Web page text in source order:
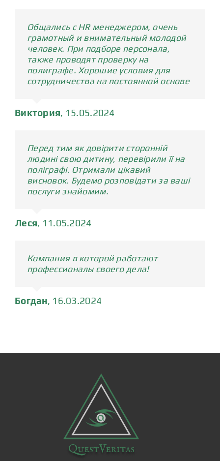
Общались с HR менеджером, очень
грамотный и внимательный молодой
человек. При подборе персонала,
также проводят проверку на
полиграфе. Хорошие условия для
сотрудничества на постоянной основе
Виктория, 15.05.2024
Перед тим як довірити сторонній
людині свою дитину, перевірили її на
поліграфі. Отримали цікавий
висновок. Будемо розповідати за ваші
послуги знайомим.
Леся, 11.05.2024
Компания в которой работают
профессионалы своего дела!
Богдан, 16.03.2024